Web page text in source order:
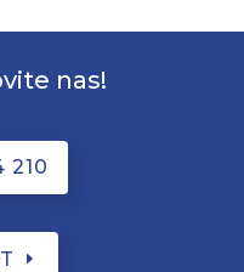
nas!
210